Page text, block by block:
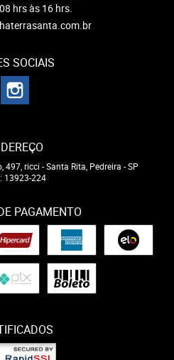
hrs às 16 hrs.
SOCIAIS
497, ricci -Santa Rita, Pedreira -SP
13923-224
PAGAMENTO